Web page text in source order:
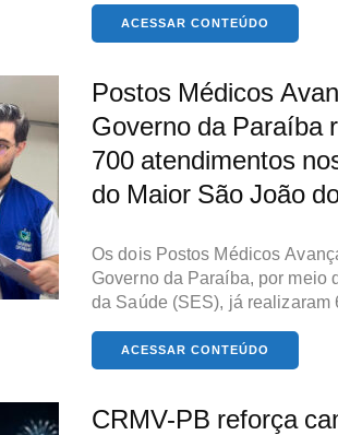
ACESSAR CONTEÚDO
Postos Médicos
Governo da Paraíba
700 atendimentos
do Maior São João
Os dois Postos Médicos
Governo da Paraíba, por meio
da Saúde (SES), já realizaram
ACESSAR CONTEÚDO
CRMV-PB reforça